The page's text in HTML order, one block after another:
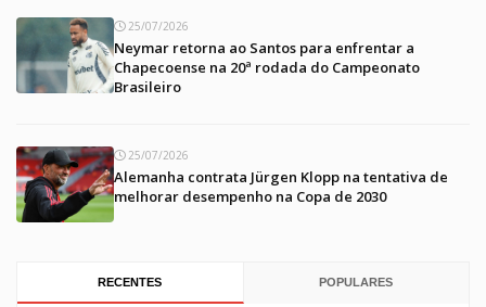
25/07/2026
Neymar retorna ao Santos para enfrentar a
Chapecoense na 20ª rodada do Campeonato
Brasileiro
25/07/2026
Alemanha contrata Jürgen Klopp na tentativa de
melhorar desempenho na Copa de 2030
RECENTES POPULARES